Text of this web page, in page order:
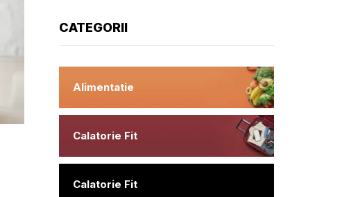
CATEGORII
Alimentatie
Calatorie Fit
Calatorie Fit